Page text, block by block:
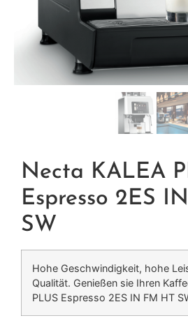
Necta KALEA
Espresso 2ES
SW
Hohe Geschwindigkeit, hohe
Qualität. Genießen sie Ihren
PLUS Espresso 2ES IN FM HT